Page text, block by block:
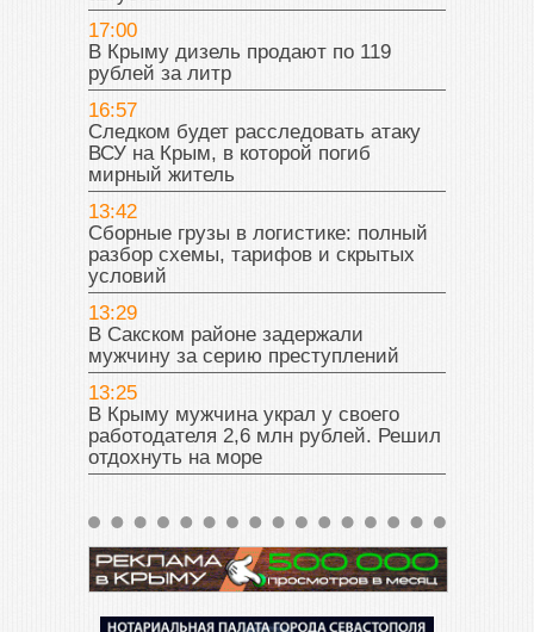
17:00
В Крыму дизель продают по 119
рублей за литр
16:57
Следком будет расследовать атаку
ВСУ на Крым, в которой погиб
мирный житель
13:42
Сборные грузы в логистике: полный
разбор схемы, тарифов и скрытых
условий
13:29
В Сакском районе задержали
мужчину за серию преступлений
13:25
В Крыму мужчина украл у своего
работодателя 2,6 млн рублей. Решил
отдохнуть на море